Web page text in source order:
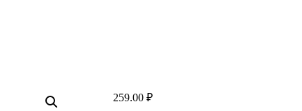
259.00 ₽